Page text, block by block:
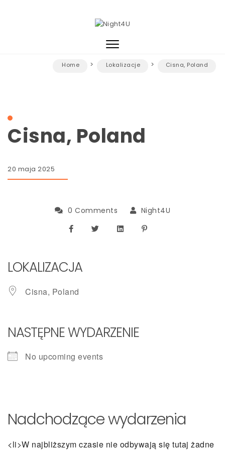
Toggle
Home
Lokalizacje Cisna, Poland
Cisna, Poland
20 maja 2025
0 Comments Night4U
LOKALIZACJA
Cisna, Poland
NASTĘPNE WYDARZENIE
No upcoming events
Nadchodzące wydarzenia
<li>W najbliższym czasie nie odbywają się tutaj żadne